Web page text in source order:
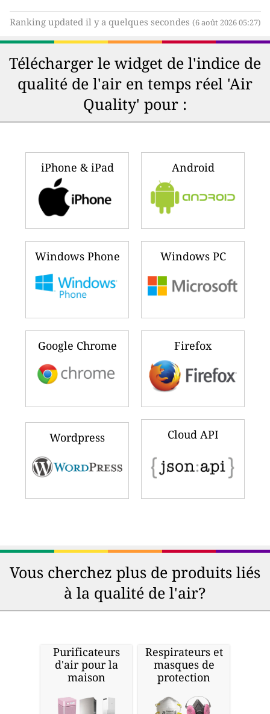
Ranking updated il y a quelques secondes (6 août 2026 05:27)
Télécharger le widget de l'indice de
qualité de l'air en temps réel 'Air
Quality' pour :
iPhone & iPad Android
Windows Phone Windows PC
Google Chrome Firefox
Wordpress Cloud API
Vous cherchez plus de produits liés
à la qualité de l'air?
Purificateurs
d'air pour la
maison
Respirateurs et
masques de
protection